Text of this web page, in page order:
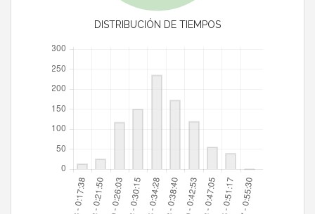
DISTRIBUCIÓN DE TIEMPOS